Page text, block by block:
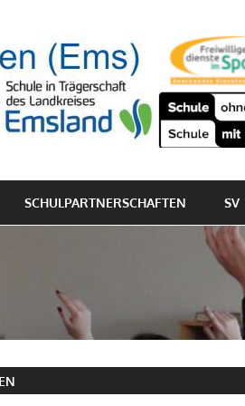
SCHULPARTNERSCHAFTEN SV